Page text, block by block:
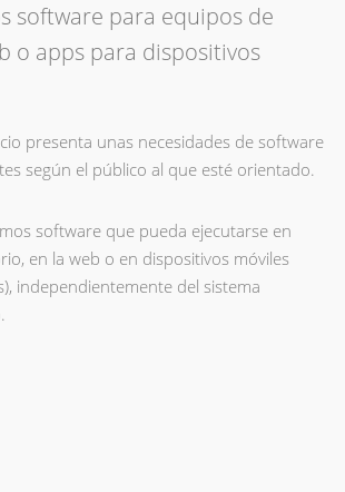
software para equipos de
o apps para dispositivos
presenta unas necesidades de software
según el público al que esté orientado.
software que pueda ejecutarse en
en la web o en dispositivos móviles
independientemente del sistema